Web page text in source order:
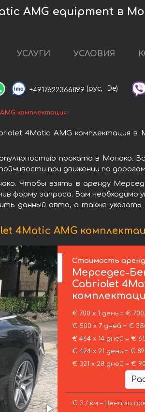
AMG equipment в
УСЛУГИ УСЛОВИЯ
+4917622366899 (рус, De)
комплектация
4Matic AMG комплектация
проката в Монако.
при движении по
Чтобы взять в аренду
форму запроса. Вам
данный авто, а также
4Matic AMG
Стоимость
Мерседес-
Cabriolet
€ 700 х 1 день = €
€ 500 х 7 дней = €
€ 464 х 14 дней = €
€ 424 х 21 день = €
€ 321 х 28 дней = €
€ 3 / км – Цена за